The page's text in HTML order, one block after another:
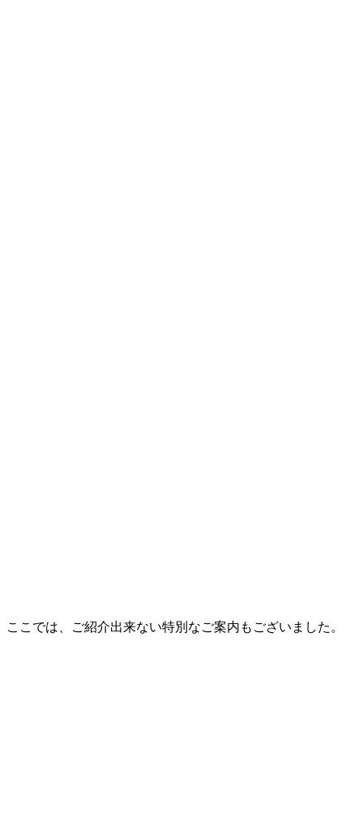
ここでは、ご紹介出来ない特別なご案内もございました。